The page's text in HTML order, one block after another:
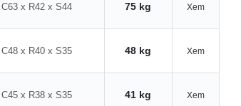
C63 x R42 x S44 75 kg Xem
C48 x R40 x S35 48 kg Xem
C45 x R38 x S35 41 kg Xem